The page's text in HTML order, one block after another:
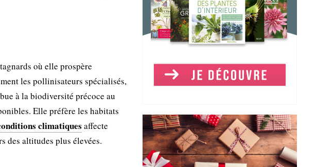
où elle prospère
les pollinisateurs spécialisés,
à la biodiversité précoce au
Elle préfère les habitats
climatiques affecte
des altitudes plus élevées.